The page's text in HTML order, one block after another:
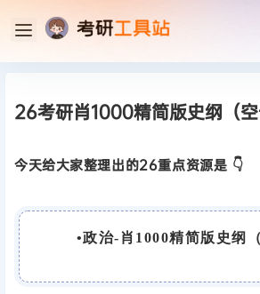
26考研肖1000精简版史纲（空
今天给大家整理出的26重点资源是 👇
•政治-肖1000精简版史纲